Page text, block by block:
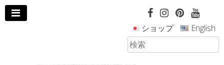
コ
ン
ショップ English